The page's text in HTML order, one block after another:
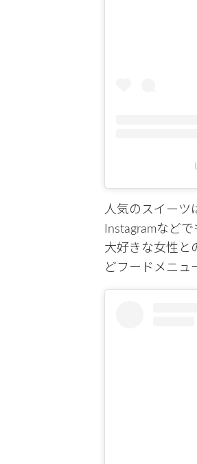
人気のスイーツ
Instagramなど
大好きな女性と
どフードメニュ